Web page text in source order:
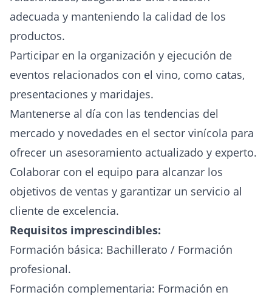
adecuada y manteniendo la calidad de los
productos.
Participar en la organización y ejecución de
eventos relacionados con el vino, como catas,
presentaciones y maridajes.
Mantenerse al día con las tendencias del
mercado y novedades en el sector vinícola para
ofrecer un asesoramiento actualizado y experto.
Colaborar con el equipo para alcanzar los
objetivos de ventas y garantizar un servicio al
cliente de excelencia.
Requisitos imprescindibles:
Formación básica: Bachillerato / Formación
profesional.
Formación complementaria: Formación en